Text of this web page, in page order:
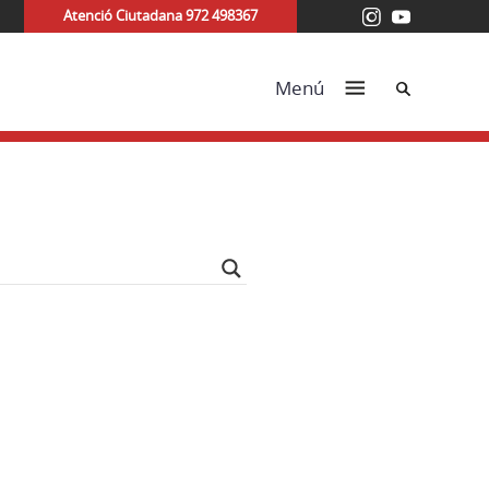
Atenció Ciutadana 972 498367
Menú Cerca